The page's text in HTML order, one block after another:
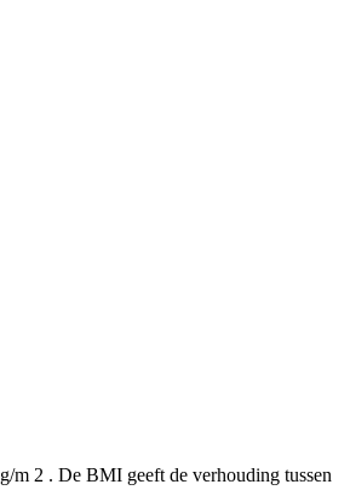
m 2 . De BMI geeft de verhouding tussen